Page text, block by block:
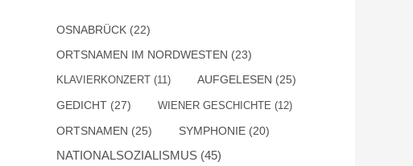
OSNABRÜCK (22)
ORTSNAMEN IM NORDWESTEN (23)
KLAVIERKONZERT (11) AUFGELESEN (25)
GEDICHT (27) WIENER GESCHICHTE (12)
ORTSNAMEN (25) SYMPHONIE (20)
NATIONALSOZIALISMUS (45)